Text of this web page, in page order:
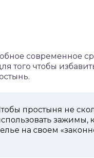
современное
того чтобы
простыня не
зажимы,
на своем